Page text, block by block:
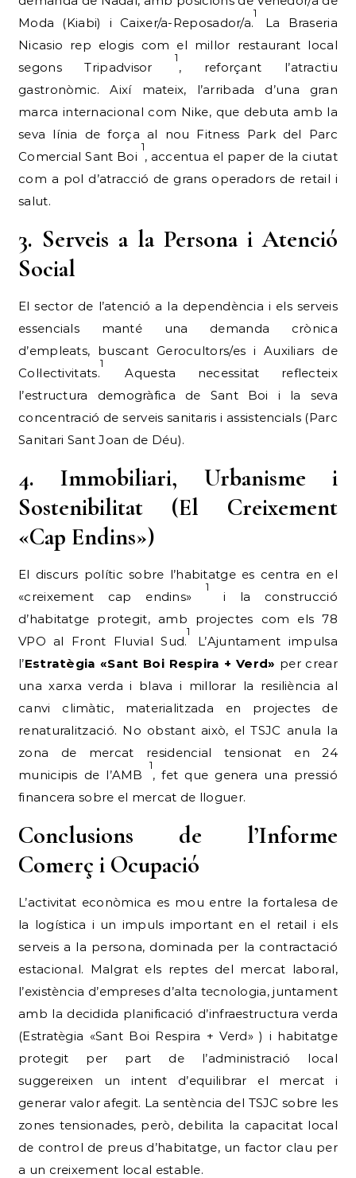
Moda (Kiabi) i Caixer/a-Reposador/a.
1
La Braseria
Nicasio rep elogis com el millor restaurant local
segons Tripadvisor
1
, reforçant l’atractiu
gastronòmic. Així mateix, l’arribada d’una gran
marca internacional com Nike, que debuta amb la
seva línia de força al nou Fitness Park del Parc
Comercial Sant Boi
1
, accentua el paper de la ciutat
com a pol d’atracció de grans operadors de retail i
salut.
3. Serveis a la Persona i Atenció
Social
El sector de l’atenció a la dependència i els serveis
essencials manté una demanda crònica
d’empleats, buscant Gerocultors/es i Auxiliars de
Col·lectivitats.
1
Aquesta necessitat reflecteix
l’estructura demogràfica de Sant Boi i la seva
concentració de serveis sanitaris i assistencials (Parc
Sanitari Sant Joan de Déu).
4. Immobiliari, Urbanisme i
Sostenibilitat (El Creixement
«Cap Endins»)
El discurs polític sobre l’habitatge es centra en el
«creixement cap endins»
1
i la construcció
d’habitatge protegit, amb projectes com els 78
VPO al Front Fluvial Sud.
1
L’Ajuntament impulsa
l’Estratègia «Sant Boi Respira + Verd» per crear
una xarxa verda i blava i millorar la resiliència al
canvi climàtic, materialitzada en projectes de
renaturalització. No obstant això, el TSJC anula la
zona de mercat residencial tensionat en 24
municipis de l’AMB
1
, fet que genera una pressió
financera sobre el mercat de lloguer.
Conclusions de l’Informe
Comerç i Ocupació
L’activitat econòmica es mou entre la fortalesa de
la logística i un impuls important en el retail i els
serveis a la persona, dominada per la contractació
estacional. Malgrat els reptes del mercat laboral,
l’existència d’empreses d’alta tecnologia, juntament
amb la decidida planificació d’infraestructura verda
(Estratègia «Sant Boi Respira + Verd» ) i habitatge
protegit per part de l’administració local
suggereixen un intent d’equilibrar el mercat i
generar valor afegit. La sentència del TSJC sobre les
zones tensionades, però, debilita la capacitat local
de control de preus d’habitatge, un factor clau per
a un creixement local estable.